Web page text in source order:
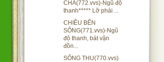
CHA(772.vvs)-Ngũ độ
thanh***** Lỡ phải ...
CHIỀU BẾN
SÔNG(771.vvs)-Ngũ
độ thanh, bát vận
đồn...
SÔNG THU(770.vvs)